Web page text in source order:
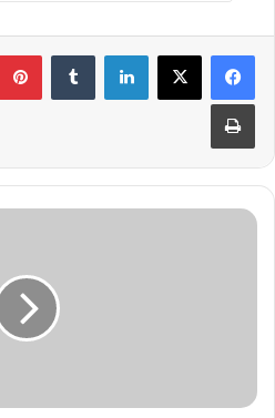
لینکدین ‫تامبلر
چاپ
لمینت
احتمالی